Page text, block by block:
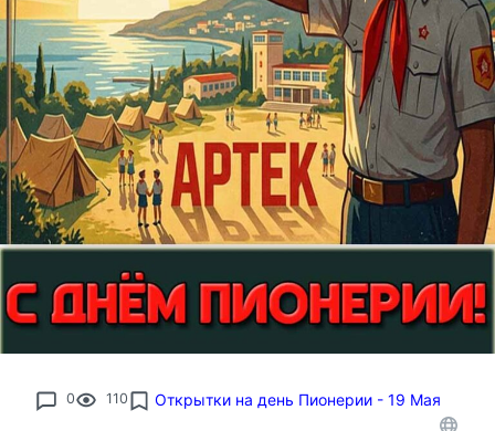
0 110 Открытки на день Пионерии - 19 Мая